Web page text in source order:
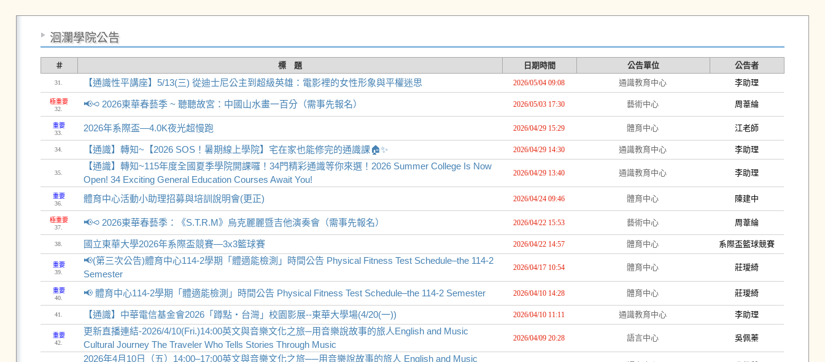
洄瀾學院公告
＃ 標 題 日期時間 公告單位 公告者
31. 【通識性平講座】5/13(三) 從迪士尼公主到超級英雄：電影裡的女性形象與平權迷思 2026/05/04 09:08 通識教育中心 李助理
極重要
32.
📢⪦ 2026東華春藝季 ~ 聽聽故宮：中國山水畫一百分（需事先報名） 2026/05/03 17:30 藝術中心 周葦綸
重要
33.
2026年系際盃—4.0K夜光超慢跑 2026/04/29 15:29 體育中心 江老師
34. 【通識】轉知~【2026 SOS！暑期線上學院】宅在家也能修完的通識課🏠✨ 2026/04/29 14:30 通識教育中心 李助理
35.
【通識】轉知~115年度全國夏季學院開課囉！34門精彩通識等你來選！2026 Summer College Is Now
Open! 34 Exciting General Education Courses Await You!
2026/04/29 13:40 通識教育中心 李助理
重要
36.
體育中心活動小助理招募與培訓說明會(更正) 2026/04/24 09:46 體育中心 陳建中
極重要
37.
📢⪦ 2026東華春藝季：《S.T.R.M》烏克麗麗暨吉他演奏會（需事先報名） 2026/04/22 15:53 藝術中心 周葦綸
38. 國立東華大學2026年系際盃競賽—3x3籃球賽 2026/04/22 14:57 體育中心 系際盃籃球競賽
重要
39.
📢(第三次公告)體育中心114-2學期「體適能檢測」時間公告 Physical Fitness Test Schedule–the 114-2
Semester
2026/04/17 10:54 體育中心 莊璦綺
重要
40.
📢 體育中心114-2學期「體適能檢測」時間公告 Physical Fitness Test Schedule–the 114-2 Semester 2026/04/10 14:28 體育中心 莊璦綺
41. 【通識】中華電信基金會2026「蹲點‧台灣」校園影展--東華大學場(4/20(一)) 2026/04/10 11:11 通識教育中心 李助理
重要
42.
更新直播連結-2026/4/10(Fri.)14:00英文與音樂文化之旅─用音樂說故事的旅人English and Music
Cultural Journey The Traveler Who Tells Stories Through Music
2026/04/09 20:28 語言中心 吳佩蓁
2026年4月10日（五）14:00–17:00英文與音樂文化之旅──用音樂說故事的旅人 English and Music